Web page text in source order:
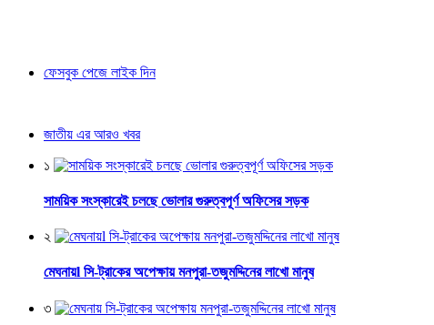
ফেসবুক পেজে লাইক দিন
জাতীয় এর আরও খবর
১
সাময়িক সংস্কারেই চলছে ভোলার গুরুত্বপূর্ণ অফিসের সড়ক
২
মেঘনায়l সি-ট্রাকের অপেক্ষায় মনপুরা-তজুমদ্দিনের লাখো মানুষ
৩